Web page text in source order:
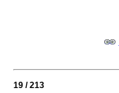
19 / 213